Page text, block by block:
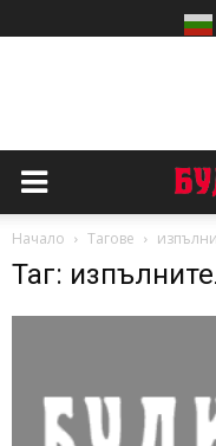
Начало Тагове
Таг: